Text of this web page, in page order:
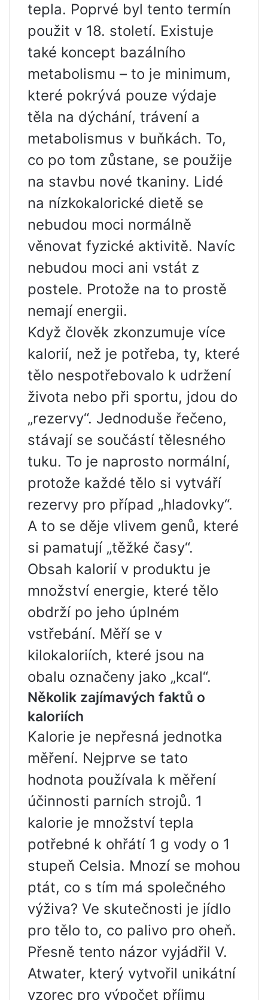
tepla. Poprvé byl tento termín
použit v 18. století. Existuje
také koncept bazálního
metabolismu – to je minimum,
které pokrývá pouze výdaje
těla na dýchání, trávení a
metabolismus v buňkách. To,
co po tom zůstane, se použije
na stavbu nové tkaniny. Lidé
na nízkokalorické dietě se
nebudou moci normálně
věnovat fyzické aktivitě. Navíc
nebudou moci ani vstát z
postele. Protože na to prostě
nemají energii.
Když člověk zkonzumuje více
kalorií, než je potřeba, ty, které
tělo nespotřebovalo k udržení
života nebo při sportu, jdou do
„rezervy“. Jednoduše řečeno,
stávají se součástí tělesného
tuku. To je naprosto normální,
protože každé tělo si vytváří
rezervy pro případ „hladovky“.
A to se děje vlivem genů, které
si pamatují „těžké časy“.
Obsah kalorií v produktu je
množství energie, které tělo
obdrží po jeho úplném
vstřebání. Měří se v
kilokaloriích, které jsou na
obalu označeny jako „kcal“.
Několik zajímavých faktů o
kaloriích
Kalorie je nepřesná jednotka
měření. Nejprve se tato
hodnota používala k měření
účinnosti parních strojů. 1
kalorie je množství tepla
potřebné k ohřátí 1 g vody o 1
stupeň Celsia. Mnozí se mohou
ptát, co s tím má společného
výživa? Ve skutečnosti je jídlo
pro tělo to, co palivo pro oheň.
Přesně tento názor vyjádřil V.
Atwater, který vytvořil unikátní
vzorec pro výpočet příjmu